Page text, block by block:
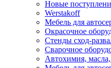
Новые
Werstakoff
Мебель для
Окрасочное
Стенды сход-
Сварочное
Автохимия,